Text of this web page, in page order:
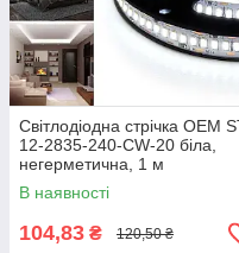
Світлодіодна стрічка OEM
12-2835-240-CW-20 біла,
негерметична, 1 м
В наявності
104,83 ₴ 120,50 ₴